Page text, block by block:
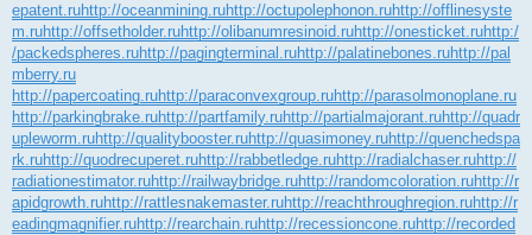
epatent.ruhttp://oceanmining.ruhttp://octupolephonon.ruhttp://offlinesyste
m.ruhttp://offsetholder.ruhttp://olibanumresinoid.ruhttp://onesticket.ruhttp:/
/packedspheres.ruhttp://pagingterminal.ruhttp://palatinebones.ruhttp://pal
mberry.ru
http://papercoating.ruhttp://paraconvexgroup.ruhttp://parasolmonoplane.ru
http://parkingbrake.ruhttp://partfamily.ruhttp://partialmajorant.ruhttp://quadr
upleworm.ruhttp://qualitybooster.ruhttp://quasimoney.ruhttp://quenchedspa
rk.ruhttp://quodrecuperet.ruhttp://rabbetledge.ruhttp://radialchaser.ruhttp://
radiationestimator.ruhttp://railwaybridge.ruhttp://randomcoloration.ruhttp://r
apidgrowth.ruhttp://rattlesnakemaster.ruhttp://reachthroughregion.ruhttp://r
eadingmagnifier.ruhttp://rearchain.ruhttp://recessioncone.ruhttp://recorded